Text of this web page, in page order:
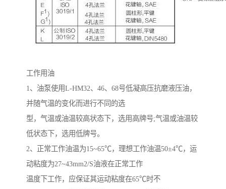
工作用油
1、油泵使用L-HM32、 46、 68号低凝高压抗磨液压油，
并随气温的变化而进行不同的选
型，气温或油温较高状态下，选用高牌号;气温或油温较
低状态下，选用低牌号。
2、正常工作油温为15~65℃，理想工作油温50±4℃，运
动粘度为27~43mm2/S油液在正常工作
温度下工作，应保证其运动粘度在65℃时不